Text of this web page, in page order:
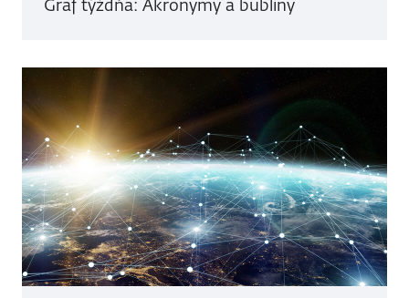
Graf týždňa: Akronymy a bubliny